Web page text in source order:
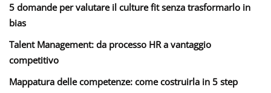
5 domande per valutare il culture fit senza trasformarlo in
bias
Talent Management: da processo HR a vantaggio
competitivo
Mappatura delle competenze: come costruirla in 5 step